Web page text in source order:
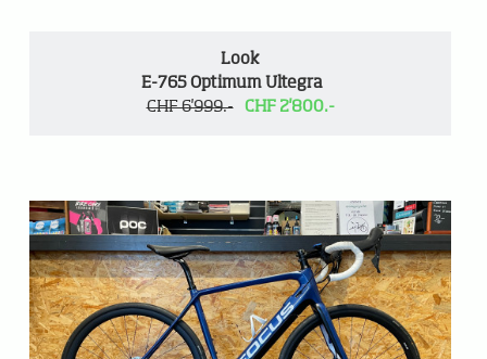
Look
E-765 Optimum Ultegra
CHF 6'999.-
CHF 2'800.-